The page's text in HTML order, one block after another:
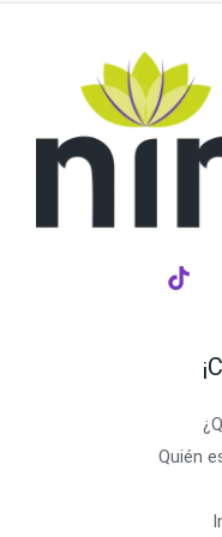
Quién